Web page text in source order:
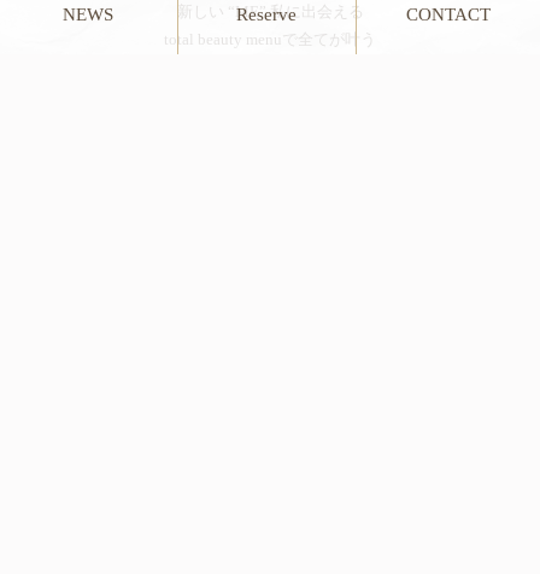
新しい “ME” 私に出会える
total beauty menuで全てが叶う
NEWS Reserve CONTACT